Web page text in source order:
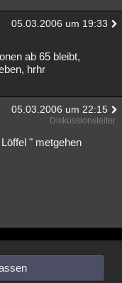
05.03.2006 um 19:33
ab 65 bleibt,
hrhr
05.03.2006 um 22:15
Diskussionsleiter
" metgehen